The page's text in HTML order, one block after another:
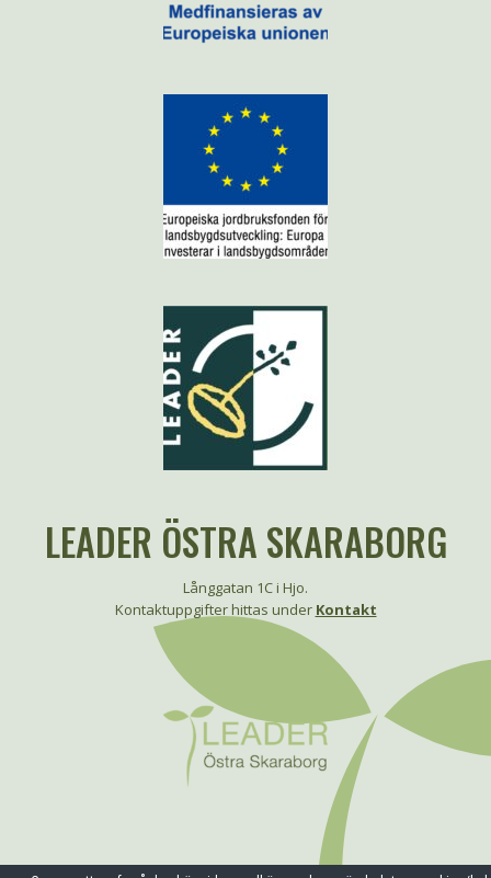
LEADER ÖSTRA SKARABORG
Långgatan 1C i Hjo.
Kontaktuppgifter hittas under Kontakt